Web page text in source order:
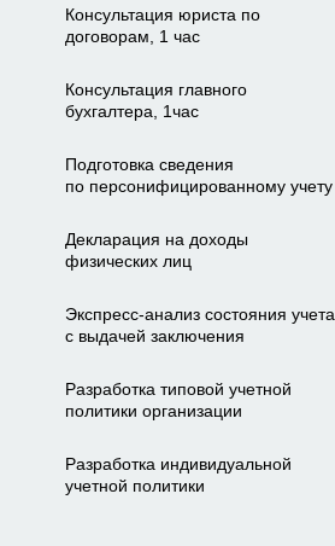
Консультация юриста по
договорам, 1 час
Консультация главного
бухгалтера, 1час
Подготовка сведения
по персонифицированному учету
Декларация на доходы
физических лиц
Экспресс-анализ состояния учета
с выдачей заключения
Разработка типовой учетной
политики организации
Разработка индивидуальной
учетной политики